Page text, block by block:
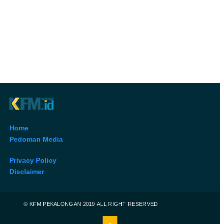
Home
Pedoman Media
Privacy Policy
Disclaimer
© KFM PEKALONGAN 2019.ALL RIGHT RESERVED